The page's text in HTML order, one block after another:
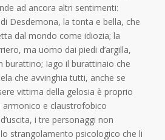
ad ancora altri sentimenti:
Desdemona, la tonta e bella, che
dal mondo come idiozia; la
ma uomo dai piedi d’argilla,
burattino; Iago il burattinaio che
che avvinghia tutti, anche se
vittima della gelosia è proprio
e claustrofobico
i tre personaggi non
strangolamento psicologico che li